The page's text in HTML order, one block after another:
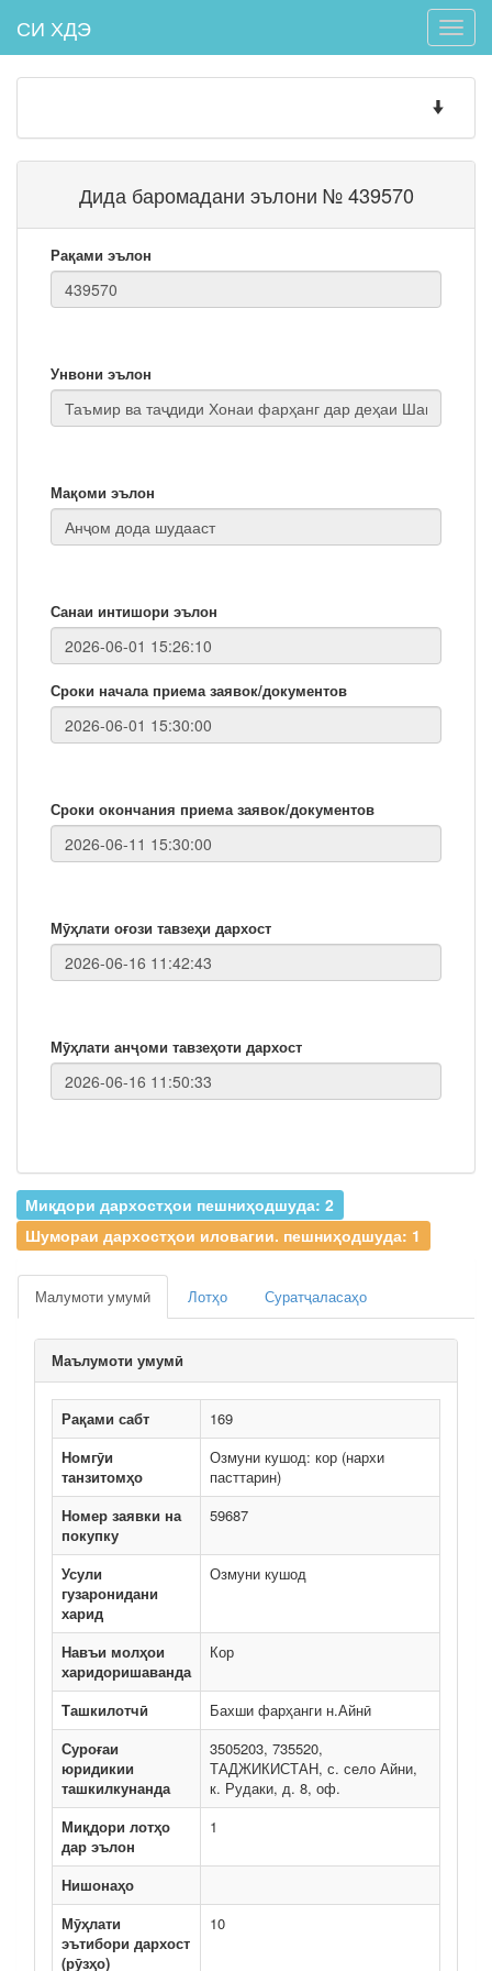
Toggle
СИ ХДЭ
Toggle
Дида баромадани эълони № 439570
Рақами эълон
Унвони эълон
Мақоми эълон
Санаи интишори эълон
Сроки начала приема заявок/документов
Сроки окончания приема заявок/документов
Мӯҳлати оғози тавзеҳи дархост
Мӯҳлати анҷоми тавзеҳоти дархост
Миқдори дархостҳои пешниҳодшуда: 2
Шумораи дархостҳои иловагии. пешниҳодшуда: 1
Малумоти умумӣ Лотҳо Суратҷаласаҳо
Маълумоти умумӣ
Рақами сабт
169
Номгӯи
танзитомҳо
Озмуни кушод: кор (нархи
пасттарин)
Номер заявки на
покупку
59687
Усули
гузаронидани
харид
Озмуни кушод
Навъи молҳои
харидоришаванда
Кор
Ташкилотчӣ
Бахши фарҳанги н.Айнӣ
Суроғаи
юридикии
ташкилкунанда
3505203, 735520,
ТАДЖИКИСТАН, с. село Айни,
к. Рудаки, д. 8, оф.
Миқдори лотҳо
дар эълон
1
Нишонаҳо
Мӯҳлати
эътибори дархост
(рӯзҳо)
10